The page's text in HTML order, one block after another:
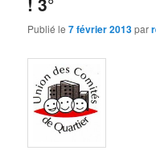
Publié le7 février 2013par